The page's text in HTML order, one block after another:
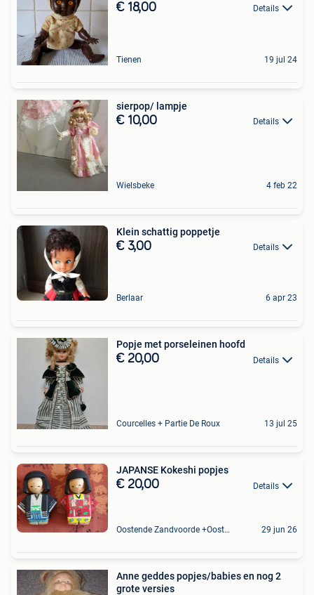
€ 18,00 Details
Tienen 19 jul 24
sierpop/ lampje
€ 10,00 Details
Wielsbeke 4 feb 22
Klein schattig poppetje
€ 3,00 Details
Berlaar 6 apr 23
Popje met porseleinen hoofd
€ 20,00 Details
Courcelles + Partie De Roux 13 jul 25
JAPANSE Kokeshi popjes
€ 20,00 Details
Oostende Zandvoorde +Oostende 29 jun 26
Anne geddes popjes/babies en nog 2
grote versies